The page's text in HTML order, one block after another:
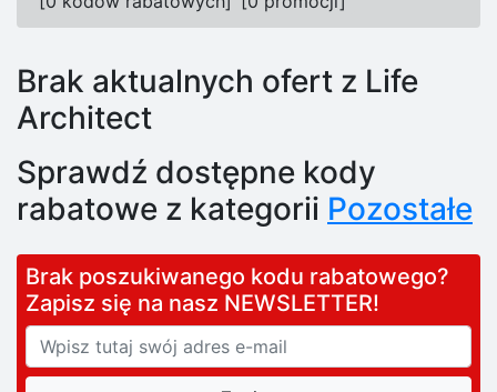
Brak aktualnych ofert z Life
Architect
Sprawdź dostępne kody
rabatowe z kategorii Pozostałe
Brak poszukiwanego kodu rabatowego?
Zapisz się na nasz NEWSLETTER!